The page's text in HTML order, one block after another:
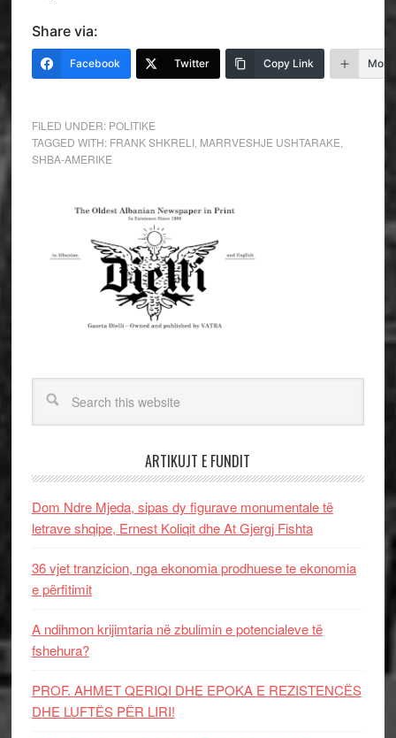
Share via:
Facebook Twitter Copy Link More
FILED UNDER: POLITIKE
TAGGED WITH: FRANK SHKRELI, MARRVESHJE USHTARAKE
SHBA-AMERIKE
ARTIKUJT E FUNDIT
Dom Ndre Mjeda, sipas dy figurave monumentale të
letrave shqipe, Ernest Koliqit dhe At Gjergj Fishta
36 vjet tranzicion, nga ekonomia prodhuese te ekonomia
e përfitimit
A ndihmon krijimtaria në zbulimin e potencialeve të
fshehura?
PROF. AHMET QERIQI DHE EPOKA E REZISTENCЁS
DHE LUFTЁS PЁR LIRI!